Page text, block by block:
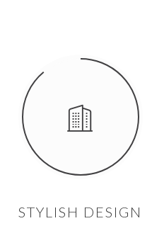
STYLISH DESIGN